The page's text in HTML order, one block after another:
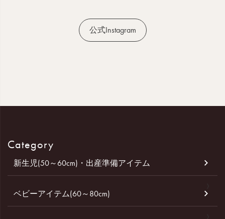
公式Instagram
Category
新生児(50～60cm)・出産準備アイテム
ベビーアイテム(60～80cm)